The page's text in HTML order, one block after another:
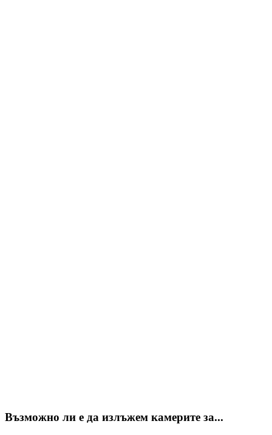
Възможно ли е да излъжем камерите за...